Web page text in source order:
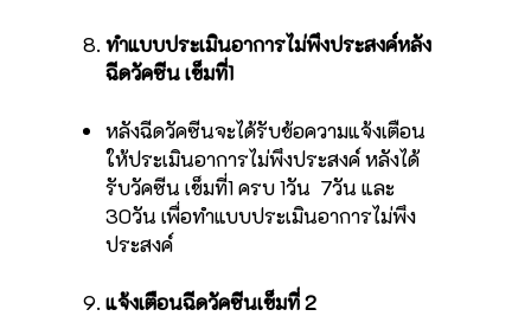
ทำแบบประเมินอาการไม่พึงประสงค์หลัง
ฉีดวัคซีน เข็มที่1
หลังฉีดวัคซีนจะได้รับข้อความแจ้งเตือน
ให้ประเมินอาการไม่พึงประสงค์ หลังได้
รับวัคซีน เข็มที่1 ครบ 1วัน 7วัน และ
30วัน เพื่อทำแบบประเมินอาการไม่พึง
ประสงค์
แจ้งเตือนฉีดวัคซีนเข็มที่ 2